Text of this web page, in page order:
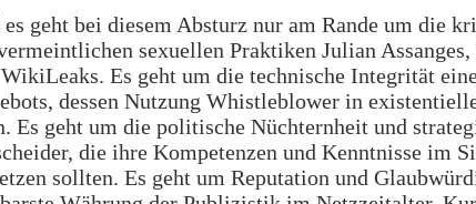
es geht bei diesem Absturz nur am Rande um die
sexuellen Praktiken Julian
Es geht um die technische Integrität
dessen Nutzung Whistleblower in
Es geht um die politische Nüchternheit und
die ihre Kompetenzen und Kenntnisse im
sollten. Es geht um Reputation und